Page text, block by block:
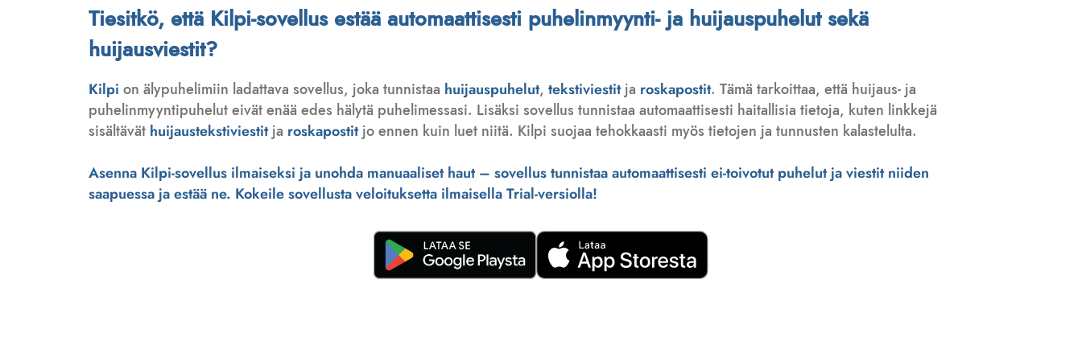
Tiesitkö, että Kilpi-sovellus estää automaattisesti puhelinmyynti- ja huijauspuhelut sekä
huijausviestit?
Kilpi on älypuhelimiin ladattava sovellus, joka tunnistaa huijauspuhelut, tekstiviestitja roskapostit. Tämä tarkoittaa, että huijaus- ja
puhelinmyyntipuhelut eivät enää edes hälytä puhelimessasi. Lisäksi sovellus tunnistaa automaattisesti haitallisia tietoja, kuten linkkejä
sisältävät huijaustekstiviestitja roskapostitjo ennen kuin luet niitä. Kilpi suojaa tehokkaasti myös tietojen ja tunnusten kalastelulta.
Asenna Kilpi-sovellus ilmaiseksi ja unohda manuaaliset haut – sovellus tunnistaa automaattisesti ei-toivotut puhelut ja viestit niiden
saapuessa ja estää ne. Kokeile sovellusta veloituksetta ilmaisella Trial-versiolla!